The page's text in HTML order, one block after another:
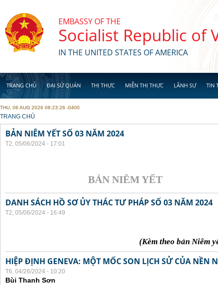
EMBASSY OF THE
Socialist Republic of
IN THE UNITED STATES OF AMERICA
TRANG CHỦ ĐẠI SỨ QUÁN THỊ THỰC MIỄN THỊ THỰC LÃNH SỰ TIN
THU, 06 AUG 2026 08:23:26 -0400
YOU ARE HERE
TRANG CHỦ
BẢN NIÊM YẾT SỐ 03 NĂM 2024
T2, 05/06/2024 - 17:01
BẢN NIÊM YẾT
DANH SÁCH HỒ SƠ ỦY THÁC TƯ PHÁP SỐ 03 NĂM 2024
T2, 05/06/2024 - 16:49
(Kèm theo bản Niêm
HIỆP ĐỊNH GENEVA: MỘT MỐC SON LỊCH SỬ CỦA NỀN
T6, 04/26/2024 - 10:20
Bùi Thanh Sơn